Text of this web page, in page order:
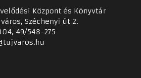
Központ és Könyvtár
Széchenyi út 2.
49/548-275